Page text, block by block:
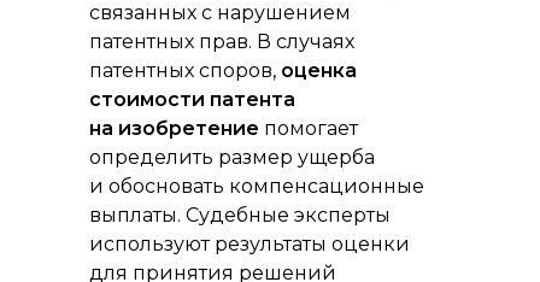
связанных с нарушением
патентных прав. В случаях
патентных споров, оценка
стоимости патента
на изобретение помогает
определить размер ущерба
и обосновать компенсационные
выплаты. Судебные эксперты
используют результаты оценки
для принятия решений